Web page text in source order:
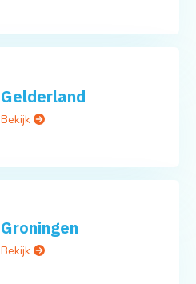
Gelderland
Bekijk
Groningen
Bekijk